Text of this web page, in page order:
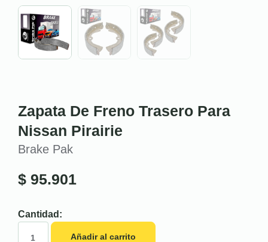
Zapata De Freno Trasero Para
Nissan Pirairie
Brake Pak
$ 95.901
Cantidad:
Añadir al carrito